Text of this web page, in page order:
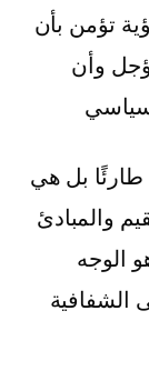
تؤمن بأن
وأن
بل هي
والمبادئ
الوجه
الشفافية